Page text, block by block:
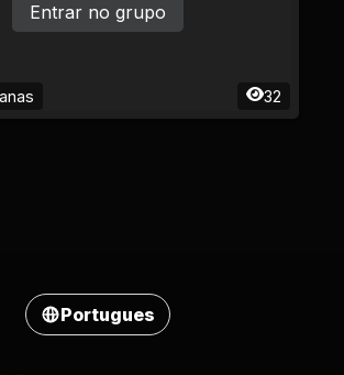
32
Entrar no grupo
Portugues